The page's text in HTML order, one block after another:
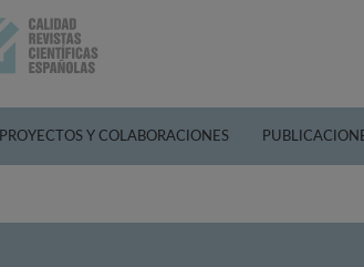
PROYECTOS Y COLABORACIONES